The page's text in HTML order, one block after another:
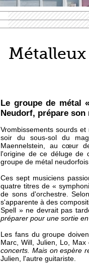
Métalleux
Le groupe de métal
Neudorf, prépare son
Vrombissements sourds
soir du sous-sol du
Maennelstein, au cœur
l'origine de ce déluge
groupe de métal
Ces sept musiciens
quatre titres de «
de sons d'orchestre.
s'apparente à des
Spell » ne devrait pas
préparer pour une sortie
Les fans du groupe
Marc, Will, Julien, Lo, Max
concerts. Mais on espère
Julien, l'autre guitariste.